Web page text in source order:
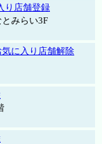
り店舗登録
みらい3F
気に入り店舗解除